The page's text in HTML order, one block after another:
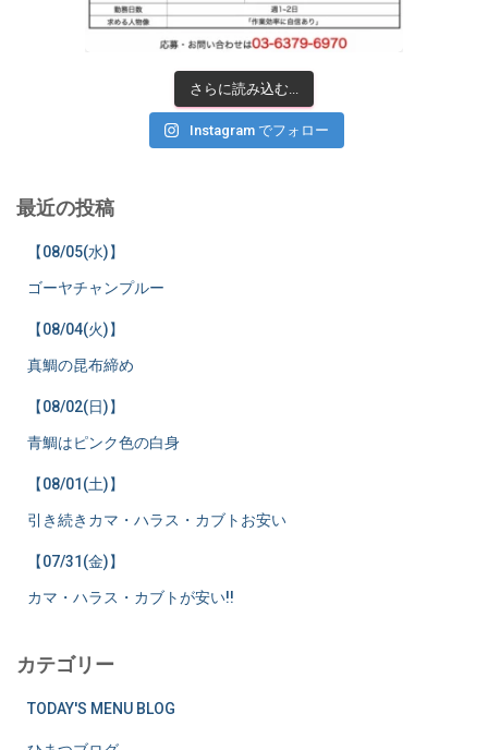
さらに読み込む...
Instagram でフォロー
最近の投稿
【08/05(水)】
ゴーヤチャンプルー
【08/04(火)】
真鯛の昆布締め
【08/02(日)】
青鯛はピンク色の白身
【08/01(土)】
引き続きカマ・ハラス・カブトお安い
【07/31(金)】
カマ・ハラス・カブトが安い!!
カテゴリー
TODAY'S MENU BLOG